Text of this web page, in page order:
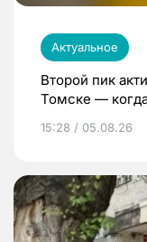
Актуальное
Второй пик
Томске —
15:28 / 05.08.26